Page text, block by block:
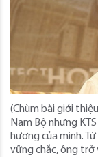
(Chùm bài giới
Nam Bộ nhưng
hương của mình.
vững chắc, ông trở